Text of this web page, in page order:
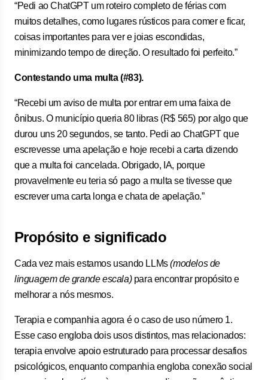
“Pedi ao ChatGPT um roteiro completo de férias com
muitos detalhes, como lugares rústicos para comer e ficar,
coisas importantes para ver e joias escondidas,
minimizando tempo de direção. O resultado foi perfeito.”
Contestando uma multa (#83).
“Recebi um aviso de multa por entrar em uma faixa de
ônibus. O município queria 80 libras (R$ 565) por algo que
durou uns 20 segundos, se tanto. Pedi ao ChatGPT que
escrevesse uma apelação e hoje recebi a carta dizendo
que a multa foi cancelada. Obrigado, IA, porque
provavelmente eu teria só pago a multa se tivesse que
escrever uma carta longa e chata de apelação.”
Propósito e significado
Cada vez mais estamos usando LLMs(modelos de
linguagem de grande escala)para encontrar propósito e
melhorar a nós mesmos.
Terapia e companhia agora é o caso de uso número 1.
Esse caso engloba dois usos distintos, mas relacionados:
terapia envolve apoio estruturado para processar desafios
psicológicos, enquanto companhia engloba conexão social